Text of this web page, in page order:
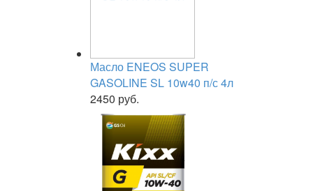
Масло ENEOS SUPER
GASOLINE SL 10w40 п/с 4л
2450 руб.